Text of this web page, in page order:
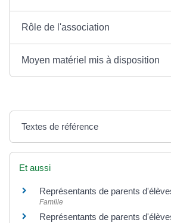
Rôle de l'association
Moyen matériel mis à disposition
Textes de référence
Et aussi
Représentants de parents
Famille
Représentants de parents